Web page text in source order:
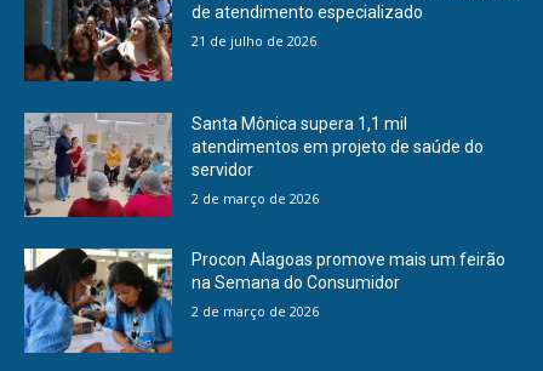
de atendimento especializado
21 de julho de 2026
Santa Mônica supera 1,1 mil
atendimentos em projeto de saúde do
servidor
2 de março de 2026
Procon Alagoas promove mais um feirão
na Semana do Consumidor
2 de março de 2026